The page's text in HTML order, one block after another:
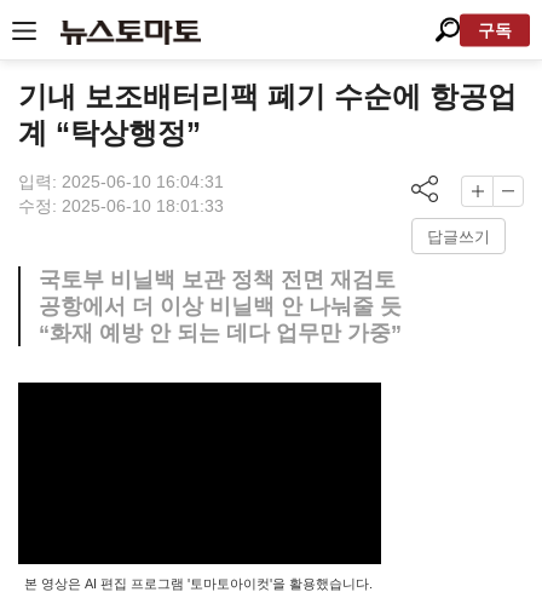
구독
기내 보조배터리팩 폐기 수순에 항공업
계 “탁상행정”
입력: 2025-06-10 16:04:31
수정: 2025-06-10 18:01:33
답글쓰기
국토부 비닐백 보관 정책 전면 재검토
공항에서 더 이상 비닐백 안 나눠줄 듯
“화재 예방 안 되는 데다 업무만 가중”
본 영상은 AI 편집 프로그램 '토마토아이컷'을 활용했습니다.